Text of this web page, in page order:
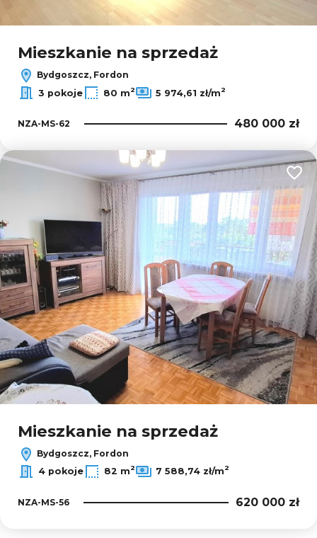
Mieszkanie na sprzedaż
Bydgoszcz, Fordon
3 pokoje
80 m2 5 974,61 zł/m2
NZA-MS-62 480 000 zł
Mieszkanie na sprzedaż
Bydgoszcz, Fordon
4 pokoje
82 m2 7 588,74 zł/m2
NZA-MS-56 620 000 zł